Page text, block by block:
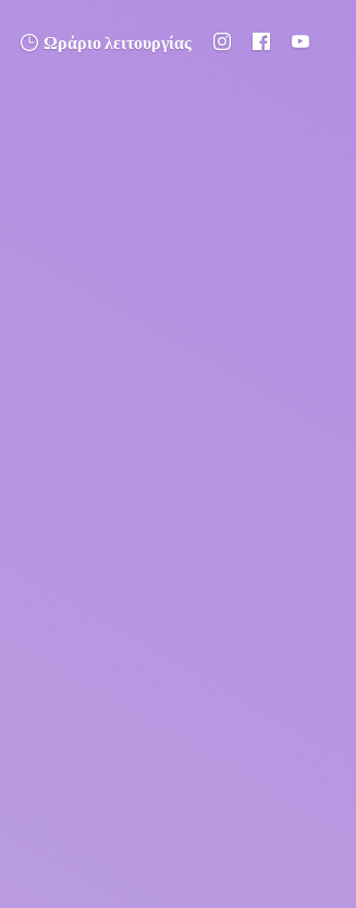
Ωράριο λειτουργίας